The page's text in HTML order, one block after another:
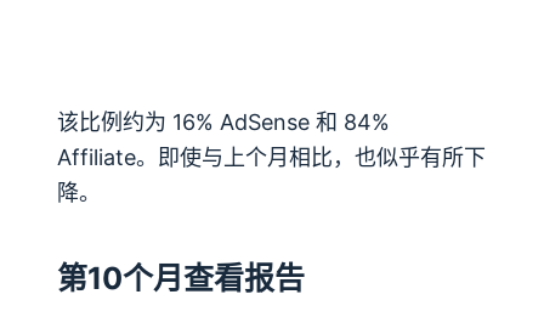
该比例约为 16% AdSense 和 84%
Affiliate。即使与上个月相比，也似乎有所下
降。
第10个月查看报告